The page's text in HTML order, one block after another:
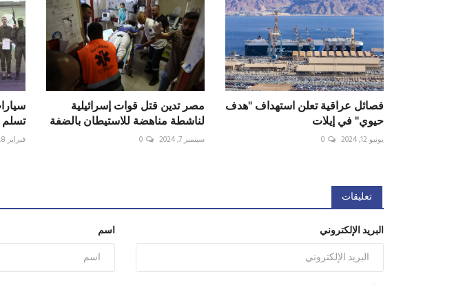
فصائل عراقية تعلن استهداف "هدف
حيوي" في إيلات
يونيو 12, 2024 0
مصر تدين قتل قوات إسرائيلية
لناشطة مناهضة للاستيطان بالضفة
سبتمبر 7, 2024 0
تسلم
فبراير 8, 2025
تعليقات
اسم البريد الإلكتروني